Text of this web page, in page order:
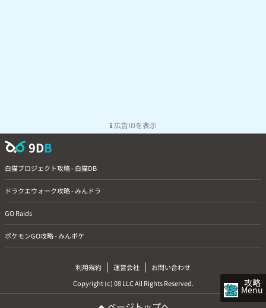
攻略
Menu
広告IDを表示
9DB
白猫プロジェクト攻略 - 白猫DB
ドラクエウォーク攻略 - みんドラ
GO Raids
ポケモンGO攻略 - みんポケ
利用規約 | 運営会社 |
お問い合わせ
Copyright (c) 08 LLC All Rights Reserved.